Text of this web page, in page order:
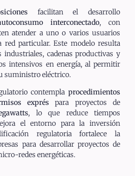
facilitan el desarrollo
interconectado, con
atender a uno o varios usuarios
particular. Este modelo resulta
industriales, cadenas productivas y
intensivos en energía, al permitir
suministro eléctrico.
contempla procedimientos
exprés para proyectos de
, lo que reduce tiempos
el entorno para la inversión
regulatoria fortalece la
para desarrollar proyectos de
redes energéticas.